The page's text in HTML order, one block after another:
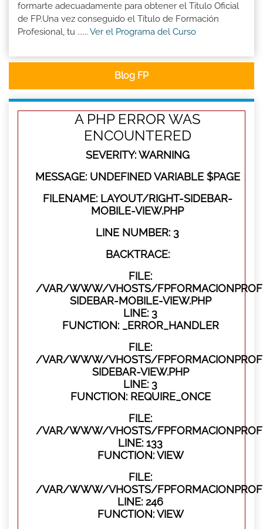
formarte adecuadamente para obtener el Titulo Oficial
de FP.Una vez conseguido el Título de Formación
Profesional, tu ...... Ver el Programa del Curso
Blog FP
A PHP ERROR WAS
ENCOUNTERED
SEVERITY: WARNING
MESSAGE: UNDEFINED VARIABLE $PAGE
FILENAME: LAYOUT/RIGHT-SIDEBAR-
MOBILE-VIEW.PHP
LINE NUMBER: 3
BACKTRACE:
FILE:
/VAR/WWW/VHOSTS/
SIDEBAR-MOBILE-VIEW.PHP
LINE: 3
FUNCTION: _ERROR_HANDLER
FILE:
/VAR/WWW/VHOSTS/
SIDEBAR-VIEW.PHP
LINE: 3
FUNCTION: REQUIRE_ONCE
FILE:
/VAR/WWW/VHOSTS/
LINE: 133
FUNCTION: VIEW
FILE:
/VAR/WWW/VHOSTS/
LINE: 246
FUNCTION: VIEW